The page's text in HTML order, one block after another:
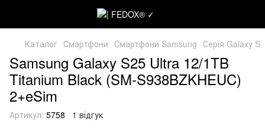
Каталог Смартфони Смартфони Samsung Серія Galaxy S
Samsung Galaxy S25 Ultra 12/1TB
Titanium Black (SM-S938BZKHEUC)
2+eSim
Артикул: 5758 1 відгук